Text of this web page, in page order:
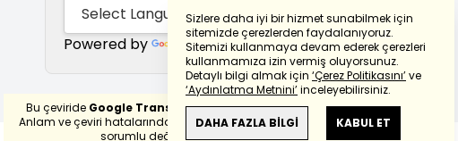
Sizlere daha iyi bir hizmet sunabilmek için
sitemizde çerezlerden faydalanıyoruz.
Sitemizi kullanmaya devam ederek çerezleri
kullanmamıza izin vermiş oluyorsunuz.
Detaylı bilgi almak için ‘Çerez Politikasını’ve
‘Aydınlatma Metnini’inceleyebilirsiniz.
DAHA FAZLA BİLGİ KABUL ET
Powered by Translate
Bu çeviride Google Transletekullanılmıştır.
Anlam ve çeviri hatalarından
haberturk.com
sorumlu değildir.